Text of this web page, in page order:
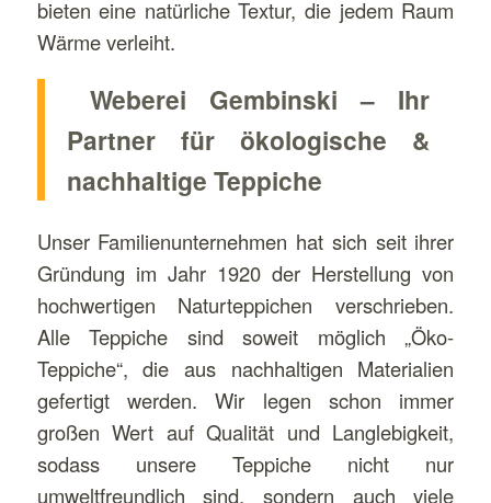
bieten eine natürliche Textur, die jedem Raum
Wärme verleiht.
Weberei Gembinski – Ihr
Partner für ökologische &
nachhaltige Teppiche
Unser Familienunternehmen hat sich seit ihrer
Gründung im Jahr 1920 der Herstellung von
hochwertigen Naturteppichen verschrieben.
Alle Teppiche sind soweit möglich „Öko-
Teppiche“, die aus nachhaltigen Materialien
gefertigt werden. Wir legen schon immer
großen Wert auf Qualität und Langlebigkeit,
sodass unsere Teppiche nicht nur
umweltfreundlich sind, sondern auch viele